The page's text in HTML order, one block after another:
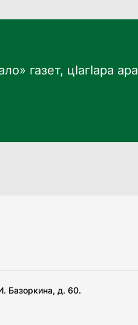
газет, цӀагӀара ара
Базоркина, д. 60.